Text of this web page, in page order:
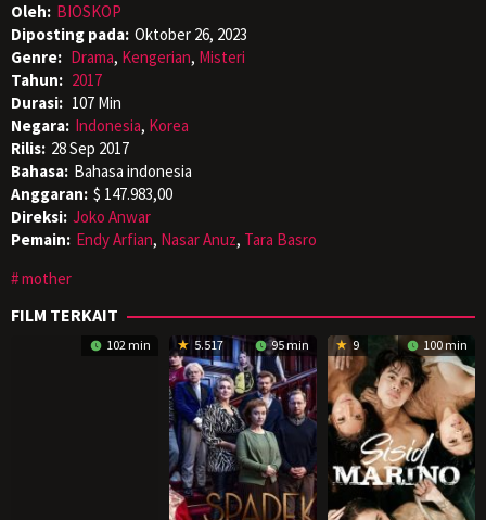
Oleh: BIOSKOP
Diposting pada: Oktober 26, 2023
Genre: Drama, Kengerian, Misteri
Tahun: 2017
Durasi: 107 Min
Negara: Indonesia, Korea
Rilis: 28 Sep 2017
Bahasa: Bahasa indonesia
Anggaran: $ 147.983,00
Direksi: Joko Anwar
Pemain: Endy Arfian, Nasar Anuz, Tara Basro
mother
FILM TERKAIT
102 min 5.517 95 min 9 100 min